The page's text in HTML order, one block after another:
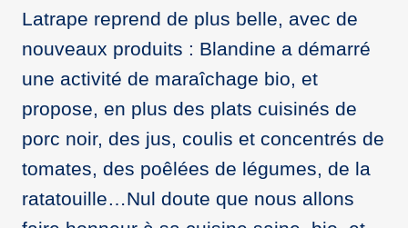
Latrape reprend de plus belle, avec de
nouveaux produits : Blandine a démarré
une activité de maraîchage bio, et
propose, en plus des plats cuisinés de
porc noir, des jus, coulis et concentrés de
tomates, des poêlées de légumes, de la
ratatouille…Nul doute que nous allons